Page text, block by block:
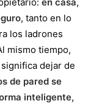
, tanto en lo
los ladrones
mismo tiempo,
dejar de
de pared se
inteligente,